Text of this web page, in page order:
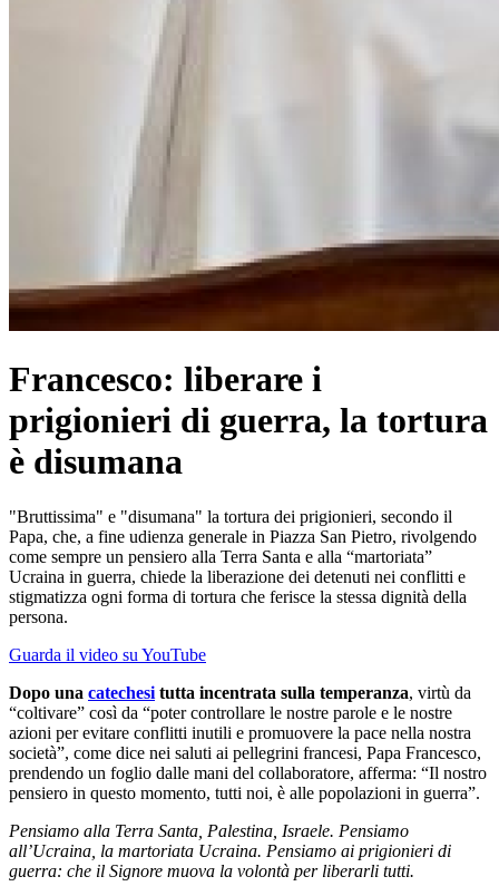
Francesco: liberare i
prigionieri di guerra, la tortura
è disumana
"Bruttissima" e "disumana" la tortura dei prigionieri, secondo il
Papa, che, a fine udienza generale in Piazza San Pietro, rivolgendo
come sempre un pensiero alla Terra Santa e alla “martoriata”
Ucraina in guerra, chiede la liberazione dei detenuti nei conflitti e
stigmatizza ogni forma di tortura che ferisce la stessa dignità della
persona.
Guarda il video su YouTube
Dopo una catechesi tutta incentrata sulla temperanza, virtù da
“coltivare” così da “poter controllare le nostre parole e le nostre
azioni per evitare conflitti inutili e promuovere la pace nella nostra
società”, come dice nei saluti ai pellegrini francesi, Papa Francesco,
prendendo un foglio dalle mani del collaboratore, afferma: “Il nostro
pensiero in questo momento, tutti noi, è alle popolazioni in guerra”.
Pensiamo alla Terra Santa, Palestina, Israele. Pensiamo
all’Ucraina, la martoriata Ucraina. Pensiamo ai prigionieri di
guerra: che il Signore muova la volontà per liberarli tutti.